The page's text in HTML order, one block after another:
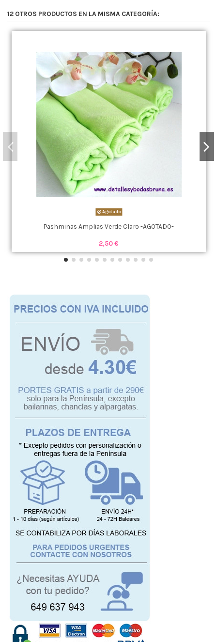
12 OTROS PRODUCTOS EN LA MISMA CATEGORÍA:
Agotado
Pashminas Amplias Verde Claro -AGOTADO-
2,50 €